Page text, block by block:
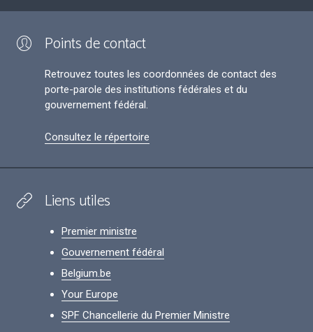
Points de contact
Retrouvez toutes les coordonnées de contact des
porte-parole des institutions fédérales et du
gouvernement fédéral.
Consultez le répertoire
Liens utiles
Premier ministre
Gouvernement fédéral
Belgium.be
Your Europe
SPF Chancellerie du Premier Ministre